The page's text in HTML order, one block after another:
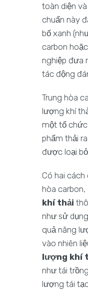
toàn diện
chuẩn này
bố xanh
carbon
nghiệp đưa
tác động
Trung hòa
lượng khí
một tổ
phẩm thải
được loại
Có hai
hòa carbon,
khí thải
như sử
quả năng
vào nhiên
lượng khí
như tái
lượng tái